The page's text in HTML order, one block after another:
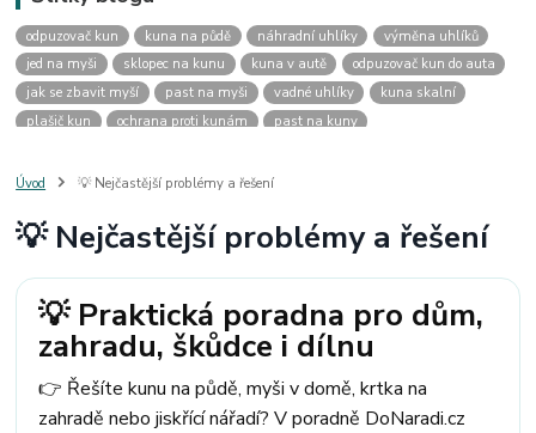
odpuzovač kun kuna na půdě náhradní uhlíky
výměna uhlíků
jed na myši
sklopec na kunu kuna v autě
odpuzovač kun do auta
jak se zbavit myší
past na myši vadné uhlíky
kuna skalní
plašič kun
ochrana proti kunám
past na kuny
past na kunu
myši v domě odpuzovač myší
štěnice
štěnice v hotelu jak se zbavit kuny
kuna ve střeše
mravenci a mšice
uhlíky do nářadí
uhlíky do nařadí
uhlíky do vysavače
uhlíky do pračky uhlíky do
uhlíky parkside
uhlíky ferm uhlíky makita
uhlíkové kartáče
kde sehnat uhlíky
kde koupit uhlíky
Úvod 💡 Nejčastější problémy a řešení
💡 Nejčastější problémy a řešení
💡 Praktická poradna pro dům,
zahradu, škůdce i dílnu
👉 Řešíte kunu na půdě, myši v domě, krtka na
zahradě nebo jiskřící nářadí? V poradně DoNaradi.cz